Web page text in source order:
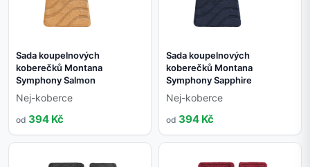
Sada koupelnových
koberečků Montana
Symphony Salmon
Nej-koberce
od 394 Kč
Sada koupelnových
koberečků Montana
Symphony Sapphire
Nej-koberce
od 394 Kč